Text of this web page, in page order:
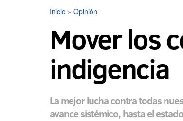
Inicio » Opinión
Mover los
indigencia
La mejor lucha contra todas
avance sistémico, hasta el